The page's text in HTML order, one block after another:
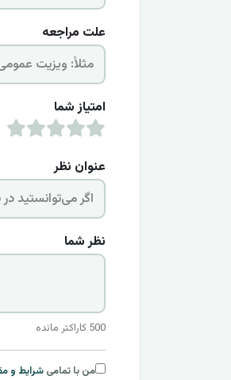
علت مراجعه
امتیاز شما
عنوان نظر
نظر شما
500 کاراکتر مانده
من با تمامیشرایط و